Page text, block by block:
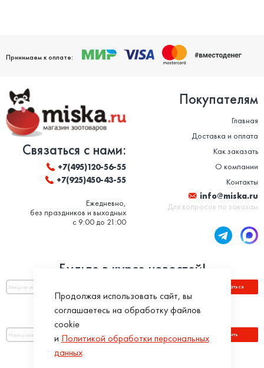
Принимаем к оплате:
Связаться с нами:
+7(495)120-56-55
+7(925)450-43-55
Ежедневно,
без праздников и выходных
с 9:00 до 21:00
Покупателям
Главная
Доставка и оплата
Как заказать
О компании
Контакты
info@miska.ru
Для вопросов по заказам
Будьте в курсе новостей!
Подписаться
Оплатить по номеру заказа:
Оплатить
Продолжая использовать сайт, вы
соглашаетесь на обработку файлов
cookie
и Политикой обработки персональных
данных